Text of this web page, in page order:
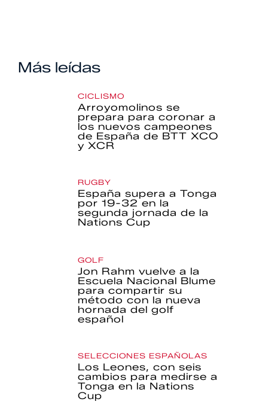
Más leídas
CICLISMO
Arroyomolinos se
prepara para coronar a
los nuevos campeones
de España de BTT XCO
y XCR
RUGBY
España supera a Tonga
por 19-32 en la
segunda jornada de la
Nations Cup
GOLF
Jon Rahm vuelve a la
Escuela Nacional Blume
para compartir su
método con la nueva
hornada del golf
español
SELECCIONES ESPAÑOLAS
Los Leones, con seis
cambios para medirse a
Tonga en la Nations
Cup